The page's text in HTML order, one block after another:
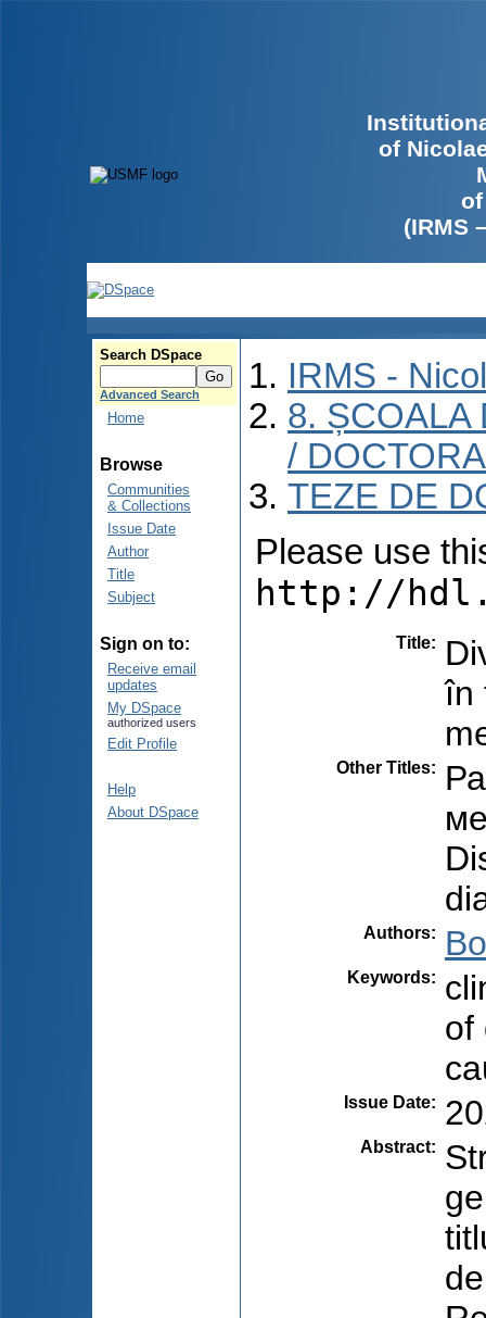
of
(IRMS
Search DSpace
Advanced Search
Home
Browse
Communities
& Collections
Issue Date
Author
Title
Subject
Sign on to:
Receive email
updates
My DSpace
authorized users
Edit Profile
Help
About DSpace
IRMS -
8. ȘCOALA
/
TEZE DE
Please use
http://
Title:
în
Other Titles:
Authors:
Keywords:
of
Issue Date:
Abstract: